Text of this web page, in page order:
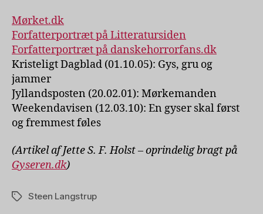
Mørket.dk
Forfatterportræt på Litteratursiden
Forfatterportræt på danskehorrorfans.dk
Kristeligt Dagblad (01.10.05): Gys, gru og
jammer
Jyllandsposten (20.02.01): Mørkemanden
Weekendavisen (12.03.10): En gyser skal først
og fremmest føles
(Artikel af Jette S. F. Holst – oprindelig bragt på
Gyseren.dk)
TagsSteen Langstrup